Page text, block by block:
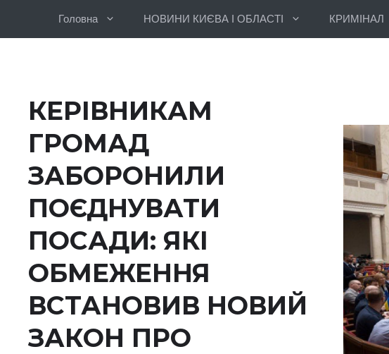
Головна НОВИНИ КИЄВА І ОБЛАСТІ КРИМІНАЛ
КЕРІВНИКАМ
ГРОМАД
ЗАБОРОНИЛИ
ПОЄДНУВАТИ
ПОСАДИ: ЯКІ
ОБМЕЖЕННЯ
ВСТАНОВИВ НОВИЙ
ЗАКОН ПРО